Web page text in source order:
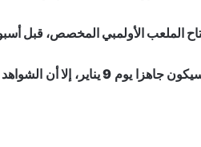
الملعب الأولمبي المخصص، قبل